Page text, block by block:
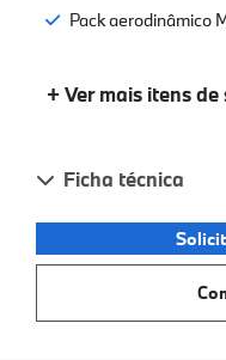
Pack aerodinâmico
+ Ver mais itens de
Ficha técnica